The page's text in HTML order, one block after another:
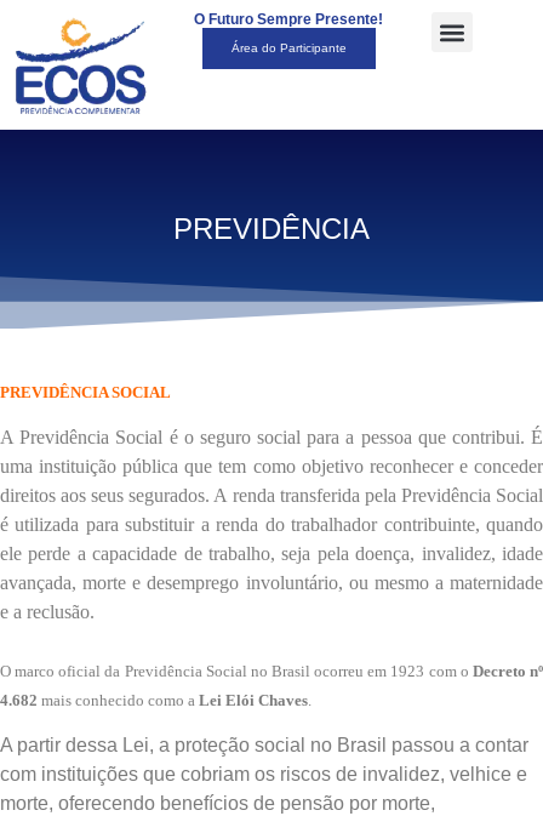
O Futuro Sempre Presente!
Área do Participante
PREVIDÊNCIA
PREVIDÊNCIA SOCIAL
A Previdência Social é o seguro social para a pessoa que contribui. É
uma instituição pública que tem como objetivo reconhecer e conceder
direitos aos seus segurados. A renda transferida pela Previdência Social
é utilizada para substituir a renda do trabalhador contribuinte, quando
ele perde a capacidade de trabalho, seja pela doença, invalidez, idade
avançada, morte e desemprego involuntário, ou mesmo a maternidade
e a reclusão.
O marco oficial da Previdência Social no Brasil ocorreu em 1923 com o Decreto nº
4.682 mais conhecido como a Lei Elói Chaves
A partir dessa Lei, a proteção social no Brasil passou a contar
com instituições que cobriam os riscos de invalidez, velhice e
morte, oferecendo benefícios de pensão por morte,